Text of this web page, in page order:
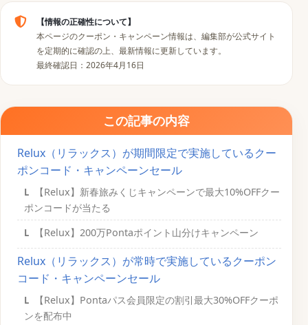
【情報の正確性について】
本ページのクーポン・キャンペーン情報は、編集部が公式サイト
を定期的に確認の上、最新情報に更新しています。
最終確認日：2026年4月16日
この記事の内容
Relux（リラックス）が期間限定で実施しているクー
ポンコード・キャンペーンセール
【Relux】新春旅みくじキャンペーンで最大10%OFFクー
ポンコードが当たる
【Relux】200万Pontaポイント山分けキャンペーン
Relux（リラックス）が常時で実施しているクーポン
コード・キャンペーンセール
【Relux】Pontaパス会員限定の割引最大30%OFFクーポ
ンを配布中